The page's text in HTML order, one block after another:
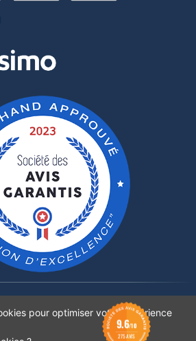
Rejoignez-nous sur :
pour optimiser votre expérience
9.6/10
275 AVIS